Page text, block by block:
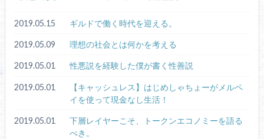
2019.05.15 ギルドで働く時代を迎える。
2019.05.09 理想の社会とは何かを考える
2019.05.01 性悪説を経験した僕が書く性善説
2019.05.01
【キャッシュレス】はじめしゃちょーがメルペ
イを使って現金なし生活！
2019.05.01
下層レイヤーこそ、トークンエコノミーを語る
べき。